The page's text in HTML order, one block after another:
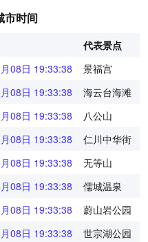
市时间
代表景点
08日 19:33:38
景福宫
08日 19:33:38
海云台海滩
08日 19:33:38
八公山
08日 19:33:38
仁川中华街
08日 19:33:38
无等山
08日 19:33:38
儒城温泉
08日 19:33:38
蔚山岩公园
08日 19:33:38
世宗湖公园